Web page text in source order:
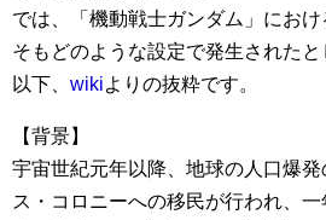
では、「機動戦士ガンダム」にお
そもどのような設定で発生されたと
以下、 wikiよりの抜粋です。
【背景】
宇宙世紀元年以降、地球の人口爆
ス・コロニーへの移民が行われ、